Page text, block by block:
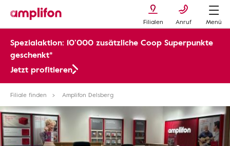
Filialen Anruf Menü
Spezialaktion: 10’000 zusätzliche Coop Superpunkte
geschenkt*
Jetzt profitieren
Filiale finden Amplifon Delsberg